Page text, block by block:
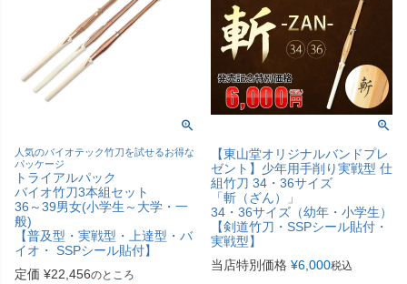
人気のバイオテック竹刀を試せるお得な
パッケージ
トライアルパック
バイオ竹刀3本組セット
36～39男女(小学生～大学・一
般)
【普及型・実戦型・上達型・バ
イオ・ SSPシール貼付】
定価 ¥22,456のところ
【東山堂オリジナルバンドプレ
ゼント】少年用手削り実戦型 仕
組竹刀 34・36サイズ
「斬（ざん）」
34・36サイズ（幼年・小学生）
【剣道竹刀・SSPシール貼付・
実戦型】
当店特別価格 ¥6,000税込